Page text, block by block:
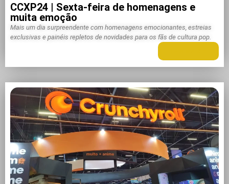
CCXP24 | Sexta-feira de homenagens e
muita emoção
Mais um dia surpreendente com homenagens emocionantes, estreias
exclusivas e painéis repletos de novidades para os fãs de cultura pop.